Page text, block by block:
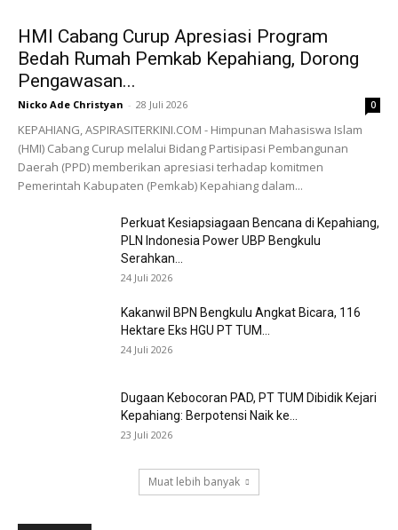
HMI Cabang Curup Apresiasi Program
Bedah Rumah Pemkab Kepahiang, Dorong
Pengawasan...
Nicko Ade Christyan - 28 Juli 2026 0
KEPAHIANG, ASPIRASITERKINI.COM - Himpunan Mahasiswa Islam
(HMI) Cabang Curup melalui Bidang Partisipasi Pembangunan
Daerah (PPD) memberikan apresiasi terhadap komitmen
Pemerintah Kabupaten (Pemkab) Kepahiang dalam...
Perkuat Kesiapsiagaan Bencana di Kepahiang,
PLN Indonesia Power UBP Bengkulu
Serahkan...
24 Juli 2026
Kakanwil BPN Bengkulu Angkat Bicara, 116
Hektare Eks HGU PT TUM...
24 Juli 2026
Dugaan Kebocoran PAD, PT TUM Dibidik Kejari
Kepahiang: Berpotensi Naik ke...
23 Juli 2026
Muat lebih banyak